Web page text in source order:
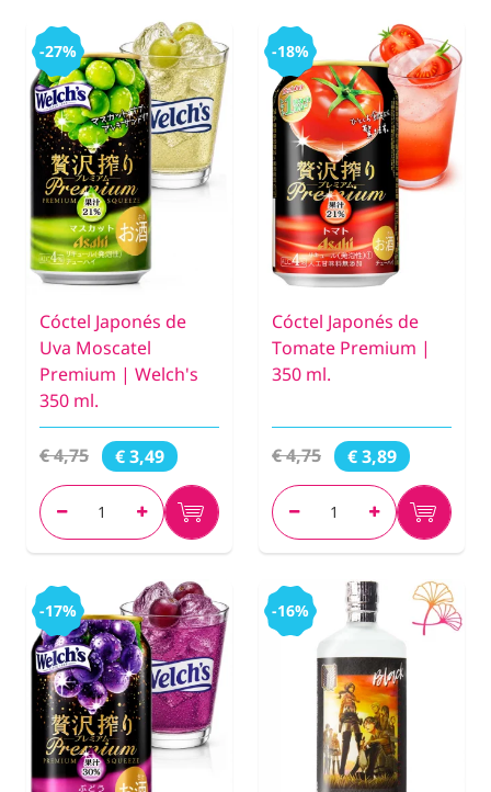
-27%
Cóctel Japonés de
Uva Moscatel
Premium | Welch's
350 ml.
€ 4,75 € 3,49
-18%
Cóctel Japonés de
Tomate Premium |
350 ml.
€ 4,75 € 3,89
-17% -16%